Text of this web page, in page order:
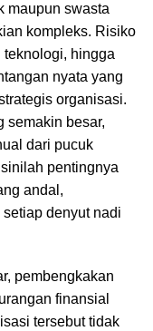
maupun swasta
kompleks. Risiko
teknologi, hingga
nyata yang
organisasi.
semakin besar,
dari pucuk
pentingnya
andal,
denyut nadi
pembengkakan
finansial
tersebut tidak